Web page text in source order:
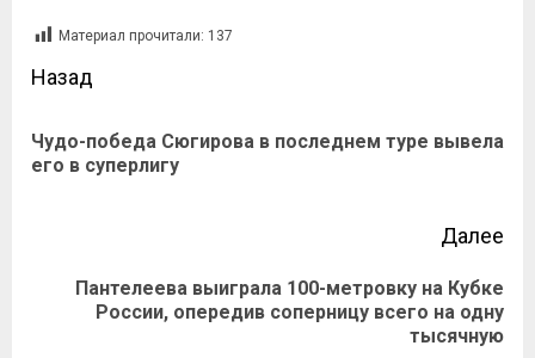
Материал прочитали: 137
Назад
Чудо-победа Сюгирова в последнем туре вывела
его в суперлигу
Далее
Пантелеева выиграла 100-метровку на Кубке
России, опередив соперницу всего на одну
тысячную